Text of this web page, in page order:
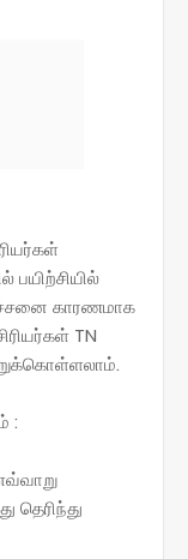
பயிற்சியில்
காரணமாக
TN
: